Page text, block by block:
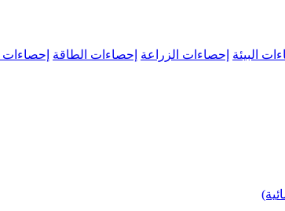
البيئة إحصاءات الزراعة إحصاءات الطاقة إحصاءات